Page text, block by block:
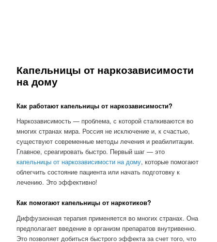
Капельницы от наркозависимости
на дому
Как работают капельницы от наркозависимости?
Наркозависимость — проблема, с которой сталкиваются во
многих странах мира. Россия не исключение и, к счастью,
существуют современные методы лечения и реабилитации.
Главное, среагировать быстро. Первый шаг — это
капельницы от наркозависимости на дому, которые помогают
облегчить состояние пациента или начать подготовку к
лечению. Это эффективно!
Как помогают капельницы от наркотиков?
Диффузионная терапия применяется во многих странах. Она
предполагает введение в организм препаратов внутривенно.
Это позволяет добиться быстрого эффекта за счет того, что